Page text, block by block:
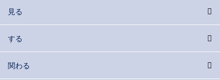
見る
する
関わる